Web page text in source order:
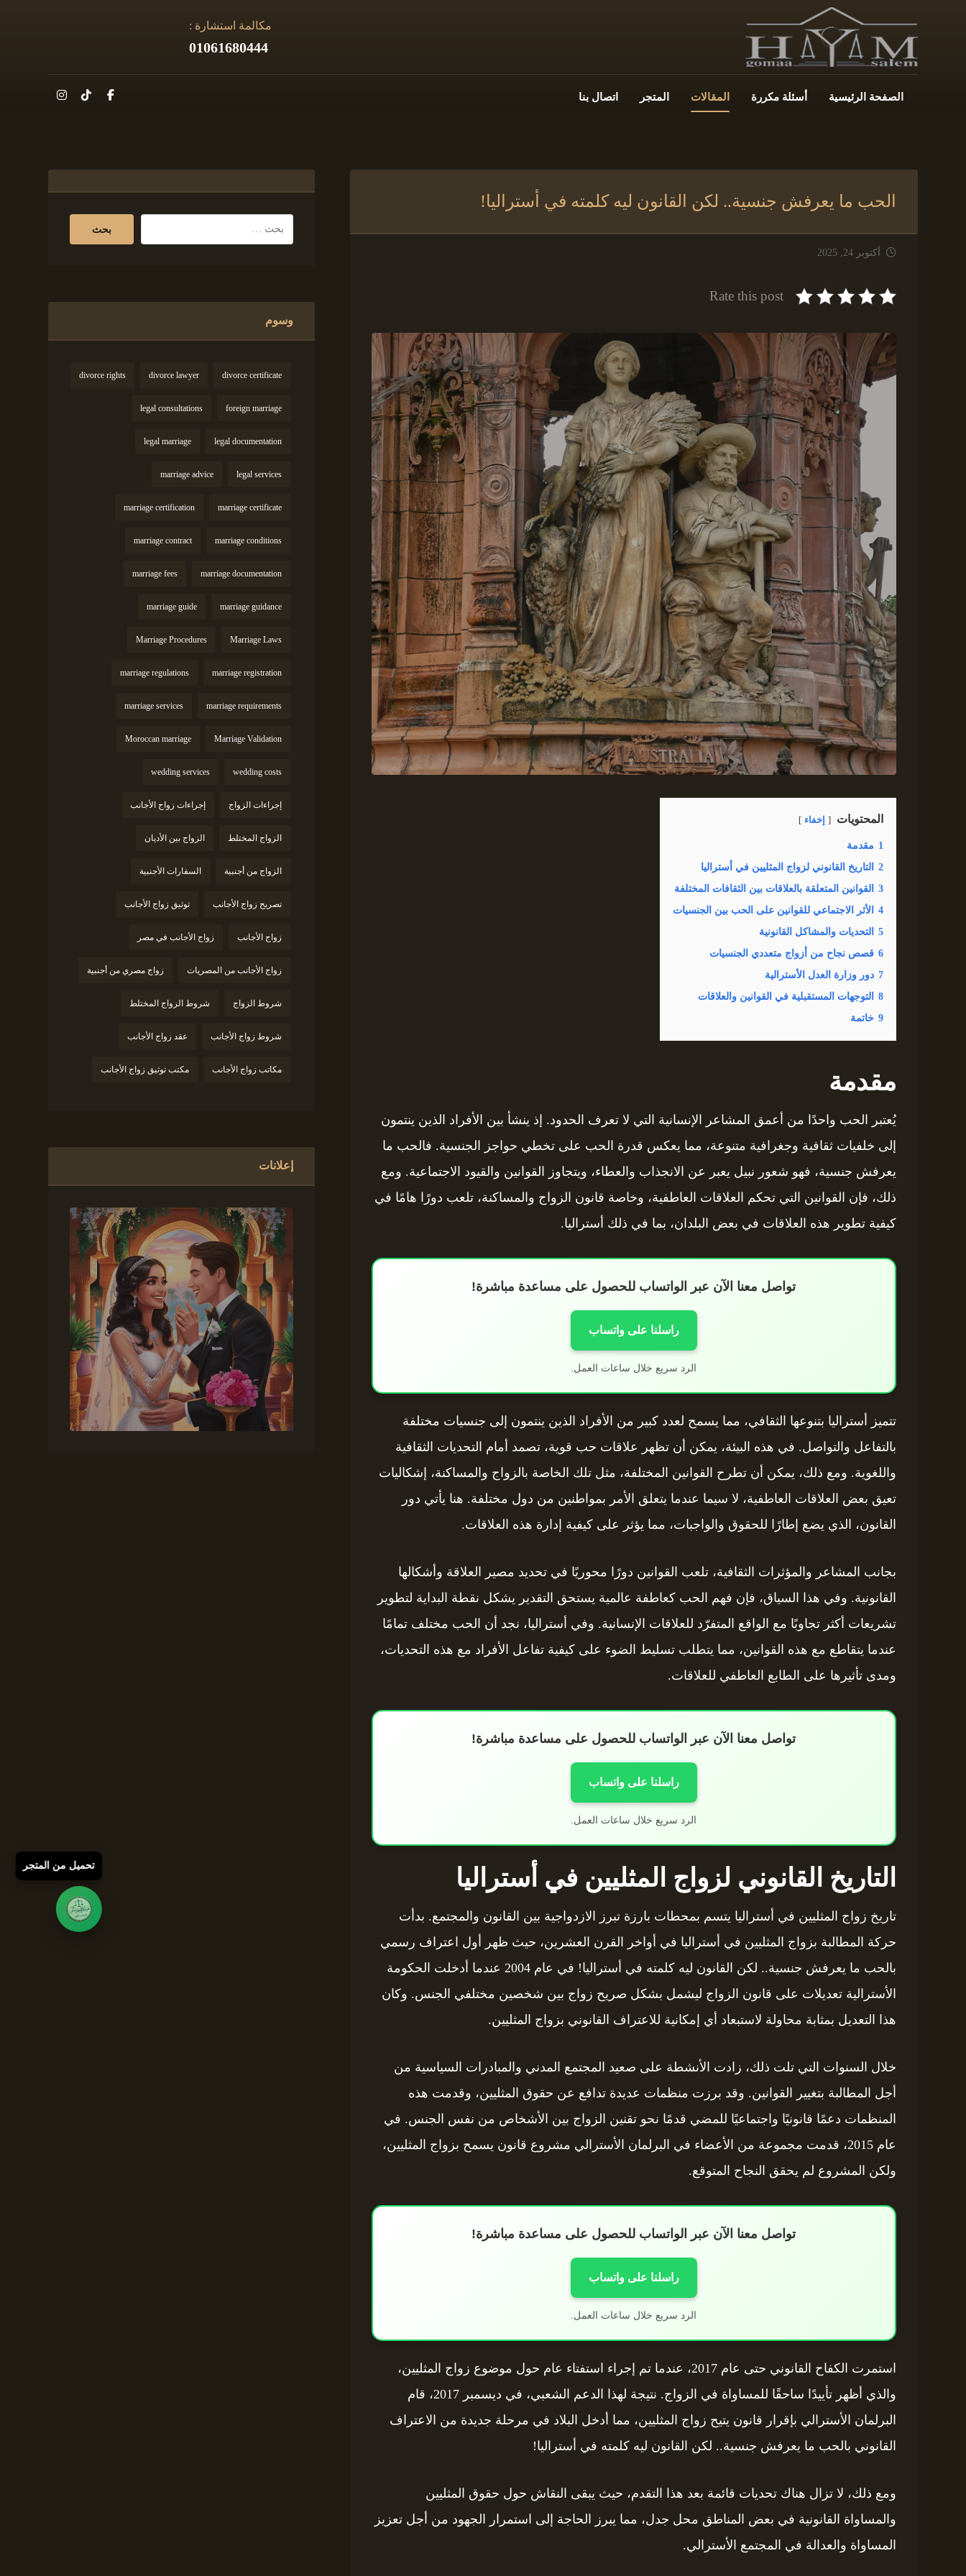
مكالمة استشارة :
01061680444
الصفحة الرئيسية أسئلة مكررة المقالات المتجر اتصال بنا
الحب ما يعرفش جنسية.. لكن القانون ليه كلمته في أستراليا!
أكتوبر 24, 2025
Rate this post
المحتويات إخفاء
1 مقدمة
2
التاريخ القانوني لزواج المثليين في أستراليا
3
القوانين المتعلقة بالعلاقات بين الثقافات المختلفة
4
الأثر الاجتماعي للقوانين على الحب بين الجنسيات
5
التحديات والمشاكل القانونية
6 قصص نجاح من أزواج متعددي الجنسيات
7 دور وزارة العدل الأسترالية
8
التوجهات المستقبلية في القوانين والعلاقات
9 خاتمة
مقدمة
يُعتبر الحب واحدًا من أعمق المشاعر الإنسانية التي لا تعرف الحدود. إذ ينشأ بين الأفراد الذين ينتمون
إلى خلفيات ثقافية وجغرافية متنوعة، مما يعكس قدرة الحب على تخطي حواجز الجنسية. فالحب ما
يعرفش جنسية، فهو شعور نبيل يعبر عن الانجذاب والعطاء، ويتجاوز القوانين والقيود الاجتماعية. ومع
ذلك، فإن القوانين التي تحكم العلاقات العاطفية، وخاصة قانون الزواج والمساكنة، تلعب دورًا هامًا في
كيفية تطوير هذه العلاقات في بعض البلدان، بما في ذلك أستراليا.
تواصل معنا الآن عبر الواتساب للحصول على مساعدة مباشرة!
راسلنا على واتساب
الرد سريع خلال ساعات العمل.
تتميز أستراليا بتنوعها الثقافي، مما يسمح لعدد كبير من الأفراد الذين ينتمون إلى جنسيات مختلفة
بالتفاعل والتواصل. في هذه البيئة، يمكن أن تظهر علاقات حب قوية، تصمد أمام التحديات الثقافية
واللغوية. ومع ذلك، يمكن أن تطرح القوانين المختلفة، مثل تلك الخاصة بالزواج والمساكنة، إشكاليات
تعيق بعض العلاقات العاطفية، لا سيما عندما يتعلق الأمر بمواطنين من دول مختلفة. هنا يأتي دور
القانون، الذي يضع إطارًا للحقوق والواجبات، مما يؤثر على كيفية إدارة هذه العلاقات.
بجانب المشاعر والمؤثرات الثقافية، تلعب القوانين دورًا محوريًا في تحديد مصير العلاقة وأشكالها
القانونية. وفي هذا السياق، فإن فهم الحب كعاطفة عالمية يستحق التقدير يشكل نقطة البداية لتطوير
تشريعات أكثر تجاوبًا مع الواقع المتفرّد للعلاقات الإنسانية. وفي أستراليا، نجد أن الحب مختلف تمامًا
عندما يتقاطع مع هذه القوانين، مما يتطلب تسليط الضوء على كيفية تفاعل الأفراد مع هذه التحديات،
ومدى تأثيرها على الطابع العاطفي للعلاقات.
تواصل معنا الآن عبر الواتساب للحصول على مساعدة مباشرة!
راسلنا على واتساب
الرد سريع خلال ساعات العمل.
التاريخ القانوني لزواج المثليين في أستراليا
تاريخ زواج المثليين في أستراليا يتسم بمحطات بارزة تبرز الازدواجية بين القانون والمجتمع. بدأت
حركة المطالبة بزواج المثليين في أستراليا في أواخر القرن العشرين، حيث ظهر أول اعتراف رسمي
بالحب ما يعرفش جنسية.. لكن القانون ليه كلمته في أستراليا! في عام 2004 عندما أدخلت الحكومة
الأسترالية تعديلات على قانون الزواج ليشمل بشكل صريح زواج بين شخصين مختلفي الجنس. وكان
هذا التعديل بمثابة محاولة لاستبعاد أي إمكانية للاعتراف القانوني بزواج المثليين.
خلال السنوات التي تلت ذلك، زادت الأنشطة على صعيد المجتمع المدني والمبادرات السياسية من
أجل المطالبة بتغيير القوانين. وقد برزت منظمات عديدة تدافع عن حقوق المثليين، وقدمت هذه
المنظمات دعمًا قانونيًا واجتماعيًا للمضي قدمًا نحو تقنين الزواج بين الأشخاص من نفس الجنس. في
عام 2015، قدمت مجموعة من الأعضاء في البرلمان الأسترالي مشروع قانون يسمح بزواج المثليين،
ولكن المشروع لم يحقق النجاح المتوقع.
تواصل معنا الآن عبر الواتساب للحصول على مساعدة مباشرة!
راسلنا على واتساب
الرد سريع خلال ساعات العمل.
استمرت الكفاح القانوني حتى عام 2017، عندما تم إجراء استفتاء عام حول موضوع زواج المثليين،
والذي أظهر تأييدًا ساحقًا للمساواة في الزواج. نتيجة لهذا الدعم الشعبي، في ديسمبر 2017، قام
البرلمان الأسترالي بإقرار قانون يتيح زواج المثليين، مما أدخل البلاد في مرحلة جديدة من الاعتراف
القانوني بالحب ما يعرفش جنسية.. لكن القانون ليه كلمته في أستراليا!
ومع ذلك، لا تزال هناك تحديات قائمة بعد هذا التقدم، حيث يبقى النقاش حول حقوق المثليين
والمساواة القانونية في بعض المناطق محل جدل، مما يبرز الحاجة إلى استمرار الجهود من أجل تعزيز
المساواة والعدالة في المجتمع الأسترالي.
وسوم
divorce certificate
divorce lawyer
divorce rights
foreign marriage
legal consultations
legal documentation
legal marriage
legal services
marriage advice
marriage certificate
marriage certification
marriage conditions
marriage contract
marriage documentation
marriage fees
marriage guidance
marriage guide
Marriage Laws
Marriage Procedures
marriage registration
marriage regulations
marriage requirements
marriage services
Marriage Validation
Moroccan marriage
wedding costs
wedding services
إجراءات الزواج إجراءات زواج الأجانب
الزواج المختلط الزواج بين الأديان
الزواج من أجنبية السفارات الأجنبية
تصريح زواج الأجانب توثيق زواج الأجانب
زواج الأجانب زواج الأجانب في مصر
زواج الأجانب من المصريات زواج مصري من أجنبية
شروط الزواج شروط الزواج المختلط
شروط زواج الأجانب عقد زواج الأجانب
مكاتب زواج الأجانب مكتب توثيق زواج الأجانب
إعلانات
تحميل من المتجر